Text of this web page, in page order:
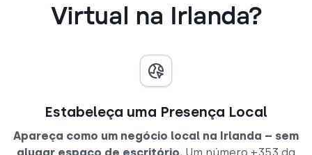
Virtual na Irlanda?
Estabeleça uma Presença Local
Apareça como um negócio local na Irlanda – sem